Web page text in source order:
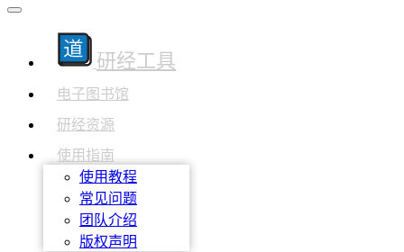
研经工具
电子图书馆
研经资源
使用指南
使用教程
常见问题
团队介绍
版权声明